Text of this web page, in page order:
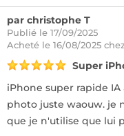
par christophe T
Publié le 17/09/2025
Acheté le 16/08/2025
Super
iPhone super rapide
photo juste waouw. je
que je n'utilise que lui